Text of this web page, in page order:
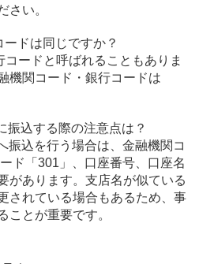
さい。
ドは同じですか？
ードと呼ばれることもありま
機関コード・銀行コードは
振込する際の注意点は？
振込を行う場合は、金融機関コ
ド「301」、口座番号、口座名
があります。支店名が似ている
されている場合もあるため、事
ことが重要です。